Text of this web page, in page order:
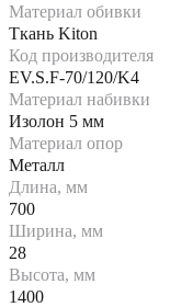
Материал обивки
Ткань Kiton
Код производителя
EV.S.F-70/120/K4
Материал набивки
Изолон 5 мм
Материал опор
Металл
Длина, мм
700
Ширина, мм
28
Высота, мм
1400